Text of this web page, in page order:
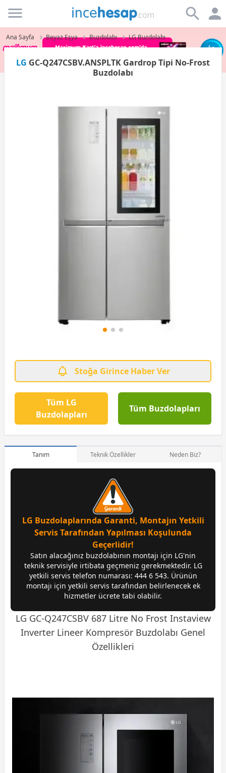
Incehesap
Ana Sayfa Beyaz Eşya Buzdolabı LG Buzdolabı
LG GC-Q247CSBV.ANSPLTK Gardrop Tipi No-Frost
Buzdolabı
Stoğa Girince Haber Ver
Tüm LG
Buzdolapları
Tüm Buzdolapları
Tanım Teknik Özellikler Neden Biz?
LG Buzdolaplarında Garanti, Montajın Yetkili
Servis Tarafından Yapılması Koşulunda
Geçerlidir!
Satın alacağınız buzdolabının montajı için LG'nin
teknik servisiyle irtibata geçmeniz gerekmektedir. LG
yetkili servis telefon numarası: 444 6 543. Ürünün
montajı için yetkili servis tarafından belirlenecek ek
hizmetler ücrete tabi olabilir.
LG GC-Q247CSBV 687 Litre No Frost Instaview
Inverter Lineer Kompresör Buzdolabı Genel
Özellikleri